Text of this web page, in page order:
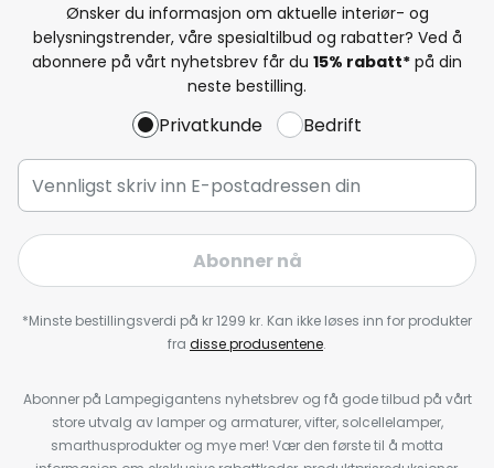
Ønsker du informasjon om aktuelle interiør- og
belysningstrender, våre spesialtilbud og rabatter? Ved å
abonnere på vårt nyhetsbrev får du 15% rabatt* på din
neste bestilling.
Privatkunde Bedrift
Abonner nå
*Minste bestillingsverdi på kr 1299 kr. Kan ikke løses inn for produkter
fra disse produsentene.
Abonner på Lampegigantens nyhetsbrev og få gode tilbud på vårt
store utvalg av lamper og armaturer, vifter, solcellelamper,
smarthusprodukter og mye mer! Vær den første til å motta